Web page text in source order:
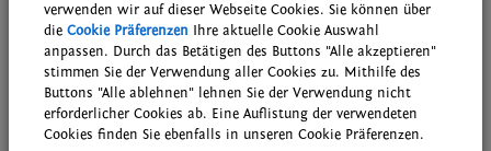
Kategorie:
Feste
Festplatz Feuerwehr-Gerätehaus Bubenreuth
Veranstalter:
Freiwillige Feuerwehr Bubenreuth e.V.
verwenden wir auf dieser Webseite Cookies. Sie können über
die Cookie Präferenzen Ihre aktuelle Cookie Auswahl
anpassen. Durch das Betätigen des Buttons "Alle akzeptieren"
stimmen Sie der Verwendung aller Cookies zu. Mithilfe des
Buttons "Alle ablehnen" lehnen Sie der Verwendung nicht
erforderlicher Cookies ab. Eine Auflistung der verwendeten
Cookies finden Sie ebenfalls in unseren Cookie Präferenzen.